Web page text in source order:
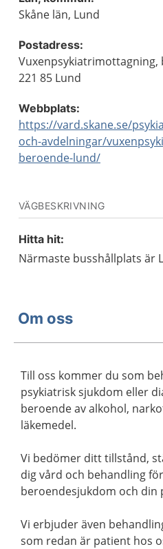
Skåne län, Lund
Postadress:
Vuxenpsykiatrimottagning,
221 85 Lund
Webbplats:
https://vard.skane.se/
och-avdelningar/
beroende-lund/
VÄGBESKRIVNING
Hitta hit:
Närmaste busshållplats är
Om oss
Till oss kommer du som
psykiatrisk sjukdom eller
beroende av alkohol,
läkemedel.
Vi bedömer ditt tillstånd,
dig vård och behandling
beroendesjukdom och din
Vi erbjuder även
som redan är patient hos